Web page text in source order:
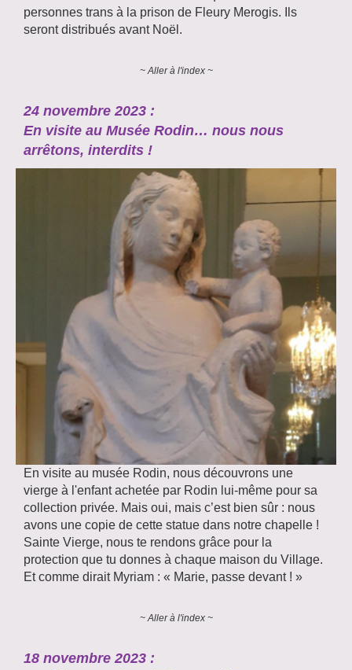
personnes trans à la prison de Fleury Merogis. Ils
seront distribués avant Noël.
~ Aller à l'index ~
24 novembre 2023 :
En visite au Musée Rodin… nous nous
arrêtons, interdits !
En visite au musée Rodin, nous découvrons une
vierge à l'enfant achetée par Rodin lui-même pour sa
collection privée. Mais oui, mais c’est bien sûr : nous
avons une copie de cette statue dans notre chapelle !
Sainte Vierge, nous te rendons grâce pour la
protection que tu donnes à chaque maison du Village.
Et comme dirait Myriam : « Marie, passe devant ! »
~ Aller à l'index ~
18 novembre 2023 :